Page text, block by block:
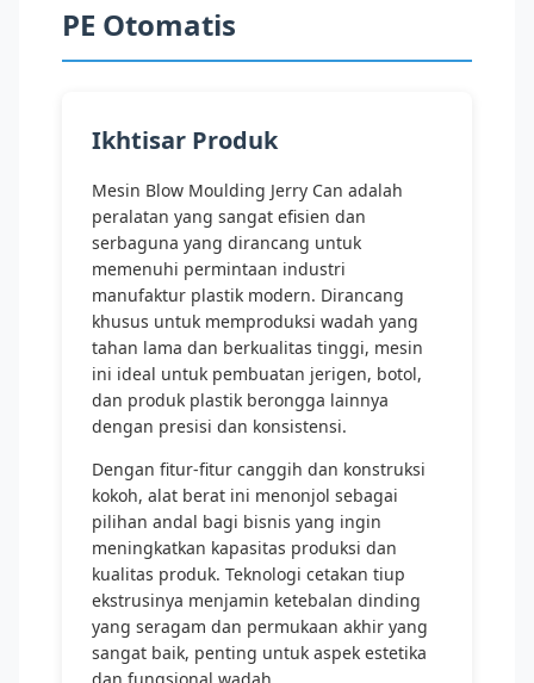
PE Otomatis
Ikhtisar Produk
Mesin Blow Moulding Jerry Can adalah
peralatan yang sangat efisien dan
serbaguna yang dirancang untuk
memenuhi permintaan industri
manufaktur plastik modern. Dirancang
khusus untuk memproduksi wadah yang
tahan lama dan berkualitas tinggi, mesin
ini ideal untuk pembuatan jerigen, botol,
dan produk plastik berongga lainnya
dengan presisi dan konsistensi.
Dengan fitur-fitur canggih dan konstruksi
kokoh, alat berat ini menonjol sebagai
pilihan andal bagi bisnis yang ingin
meningkatkan kapasitas produksi dan
kualitas produk. Teknologi cetakan tiup
ekstrusinya menjamin ketebalan dinding
yang seragam dan permukaan akhir yang
sangat baik, penting untuk aspek estetika